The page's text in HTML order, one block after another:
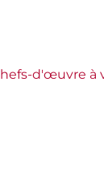
d'œuvre à